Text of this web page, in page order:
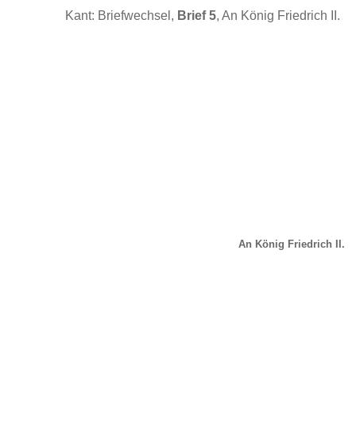
Kant: Briefwechsel, Brief 5, An König Friedrich II.
An König Friedrich II.